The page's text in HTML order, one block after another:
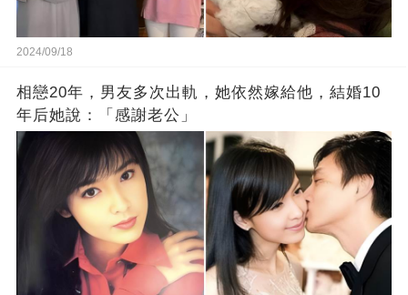
2024/09/18
相戀20年，男友多次出軌，她依然嫁給他，結婚10
年后她說：「感謝老公」